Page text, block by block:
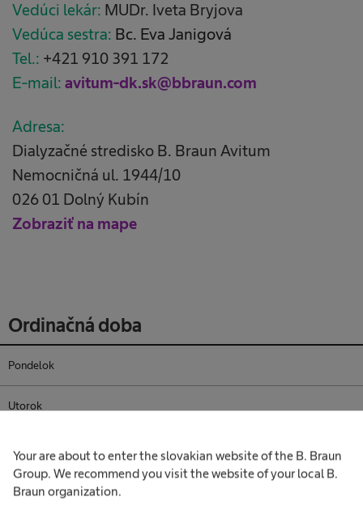
Your are about to enter the slovakian website of the B. Braun
Group. We recommend you visit the website of your local B.
Braun organization.
Vedúci lekár: MUDr. Iveta Bryjova
Vedúca sestra: Bc. Eva Janigová
Tel.: +421 910 391 172
E-mail: avitum-dk.sk@bbraun.com
Adresa:
Dialyzačné stredisko B. Braun Avitum
Nemocničná ul. 1944/10
026 01 Dolný Kubín
Zobraziť na mape
Ordinačná doba
Pondelok
Utorok
Štvrtok